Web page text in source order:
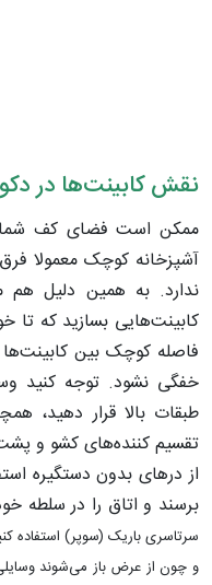
نقش کابینت‌ها در
ممکن است فضای کف
آشپزخانه کوچک معمولا
ندارد. به همین دلیل هم
کابینت‌هایی بسازید که تا
فاصله کوچک بین
خفگی نشود. توجه کنید
طبقات بالا قرار دهید،
تقسیم کننده‌های کشو و
از درهای بدون دستگیره
برسند و اتاق را در سلطه
سرتاسری باریک (سوپر) استفاده
و چون از عرض باز می‌شوند وسایلی